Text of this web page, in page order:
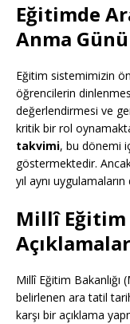
Eğitimde
Anma Günü
Eğitim sistemimizin
öğrencilerin
değerlendirmesi ve
kritik bir rol
takvimi, bu dönemi
göstermektedir.
yıl aynı
Millî Eğitim
Millî Eğitim Bakanlığı
belirlenen ara tatil
karşı bir açıklama